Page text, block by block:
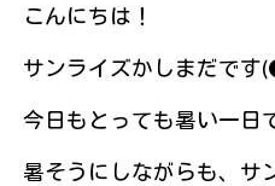
こんにちは！
サンライズかしまだで
今日もとっても暑い一日
暑そうにしながらも、サ